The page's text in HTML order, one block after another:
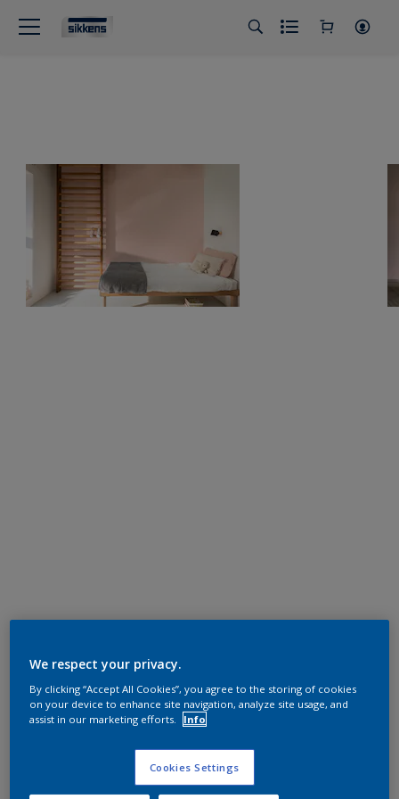
We respect your privacy.
By clicking “Accept All Cookies”, you agree to the storing of cookies
on your device to enhance site navigation, analyze site usage, and
assist in our marketing efforts.
Info
Cookies Settings